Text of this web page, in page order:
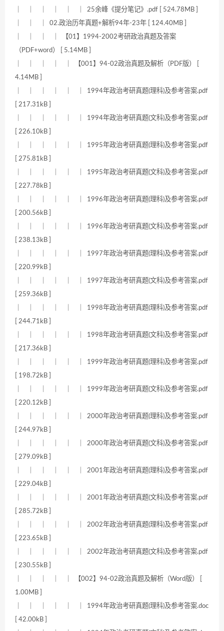
｜ ｜ ｜ ｜ ｜ ｜ 25余峰《提分笔记》.pdf [ 524.78MB ]
｜ ｜ ｜ 02.政治历年真题+解析94年-23年 [ 124.40MB ]
｜ ｜ ｜ ｜ 【01】1994-2002考研政治真题及答案
（PDF+word） [ 5.14MB ]
｜ ｜ ｜ ｜ ｜ 【001】94-02政治真题及解析（PDF版） [
4.14MB ]
｜ ｜ ｜ ｜ ｜ ｜ 1994年政治考研真题(理科)及参考答案.pdf
[ 217.31kB ]
｜ ｜ ｜ ｜ ｜ ｜ 1994年政治考研真题(文科)及参考答案.pdf
[ 226.10kB ]
｜ ｜ ｜ ｜ ｜ ｜ 1995年政治考研真题(理科)及参考答案.pdf
[ 275.81kB ]
｜ ｜ ｜ ｜ ｜ ｜ 1995年政治考研真题(文科)及参考答案.pdf
[ 227.78kB ]
｜ ｜ ｜ ｜ ｜ ｜ 1996年政治考研真题(理科)及参考答案.pdf
[ 200.56kB ]
｜ ｜ ｜ ｜ ｜ ｜ 1996年政治考研真题(文科)及参考答案.pdf
[ 238.13kB ]
｜ ｜ ｜ ｜ ｜ ｜ 1997年政治考研真题(理科)及参考答案.pdf
[ 220.99kB ]
｜ ｜ ｜ ｜ ｜ ｜ 1997年政治考研真题(文科)及参考答案.pdf
[ 259.36kB ]
｜ ｜ ｜ ｜ ｜ ｜ 1998年政治考研真题(理科)及参考答案.pdf
[ 244.71kB ]
｜ ｜ ｜ ｜ ｜ ｜ 1998年政治考研真题(文科)及参考答案.pdf
[ 217.36kB ]
｜ ｜ ｜ ｜ ｜ ｜ 1999年政治考研真题(理科)及参考答案.pdf
[ 198.72kB ]
｜ ｜ ｜ ｜ ｜ ｜ 1999年政治考研真题(文科)及参考答案.pdf
[ 220.12kB ]
｜ ｜ ｜ ｜ ｜ ｜ 2000年政治考研真题(理科)及参考答案.pdf
[ 244.97kB ]
｜ ｜ ｜ ｜ ｜ ｜ 2000年政治考研真题(文科)及参考答案.pdf
[ 279.09kB ]
｜ ｜ ｜ ｜ ｜ ｜ 2001年政治考研真题(理科)及参考答案.pdf
[ 229.04kB ]
｜ ｜ ｜ ｜ ｜ ｜ 2001年政治考研真题(文科)及参考答案.pdf
[ 285.72kB ]
｜ ｜ ｜ ｜ ｜ ｜ 2002年政治考研真题(理科)及参考答案.pdf
[ 223.65kB ]
｜ ｜ ｜ ｜ ｜ ｜ 2002年政治考研真题(文科)及参考答案.pdf
[ 230.55kB ]
｜ ｜ ｜ ｜ ｜ 【002】94-02政治真题及解析（Word版） [
1.00MB ]
｜ ｜ ｜ ｜ ｜ ｜ 1994年政治考研真题(理科)及参考答案.doc
[ 42.00kB ]